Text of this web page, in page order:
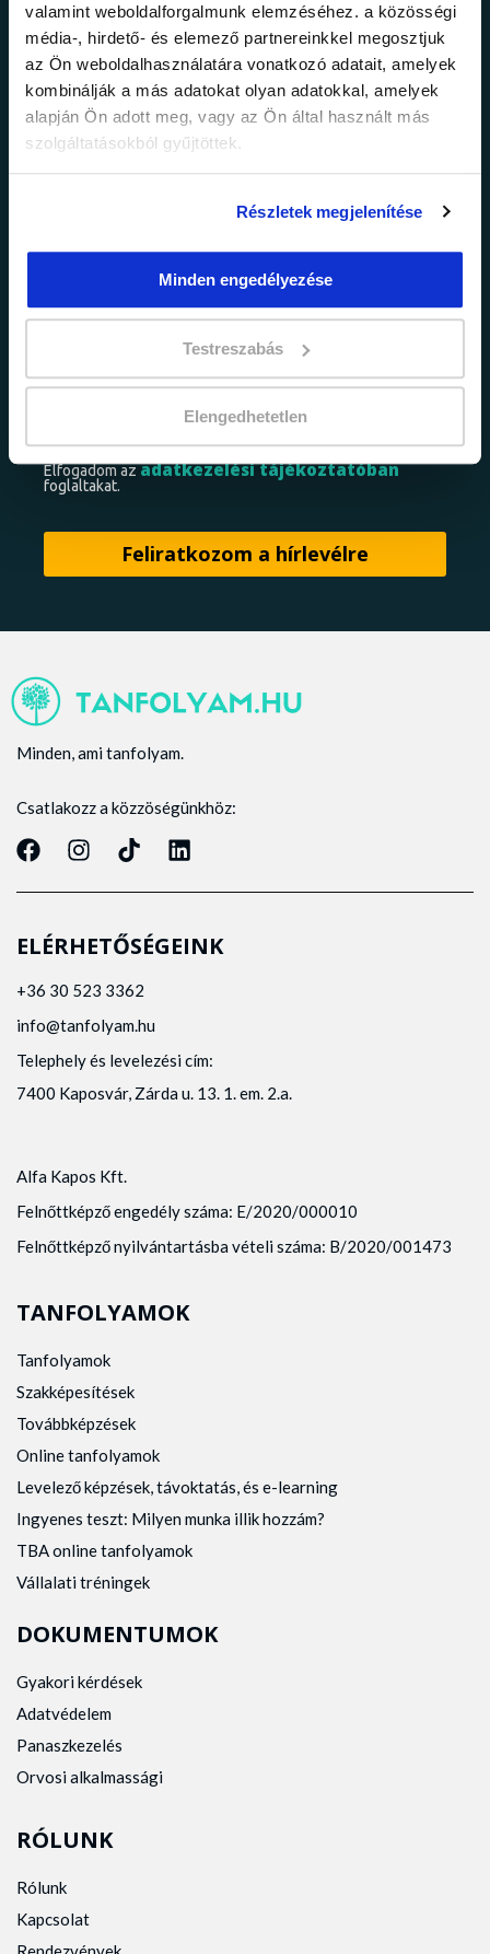
valamint weboldalforgalmunk elemzéséhez. a közösségi
média-, hirdető- és elemező partnereinkkel megosztjuk
az Ön weboldalhasználatára vonatkozó adatait, amelyek
kombinálják a más adatokat olyan adatokkal, amelyek
alapján Ön adott meg, vagy az Ön által használt más
szolgáltatásokból gyűjtöttek.
Részletek megjelenítése
Minden engedélyezése
Testreszabás
Elengedhetetlen
Ne maradj le a
legfrissebb
információkról!
Értesülj elsőként legújabb tanfolyamainkról,
promócióinkról.
Elfogadom azadatkezelési tájékoztatóban
foglaltakat.
Minden, ami tanfolyam.
Csatlakozz a közzöségünkhöz:
ELÉRHETŐSÉGEINK
+36 30 523 3362
info@tanfolyam.hu
Telephely és levelezési cím:
7400 Kaposvár, Zárda u. 13. 1. em. 2.a.
Alfa Kapos Kft.
Felnőttképző engedély száma: E/2020/000010
Felnőttképző nyilvántartásba vételi száma: B/2020/001473
TANFOLYAMOK
Tanfolyamok
Szakképesítések
Továbbképzések
Online tanfolyamok
Levelező képzések, távoktatás, és e-learning
Ingyenes teszt: Milyen munka illik hozzám?
TBA online tanfolyamok
Vállalati tréningek
DOKUMENTUMOK
Gyakori kérdések
Adatvédelem
Panaszkezelés
Orvosi alkalmassági
RÓLUNK
Rólunk
Kapcsolat